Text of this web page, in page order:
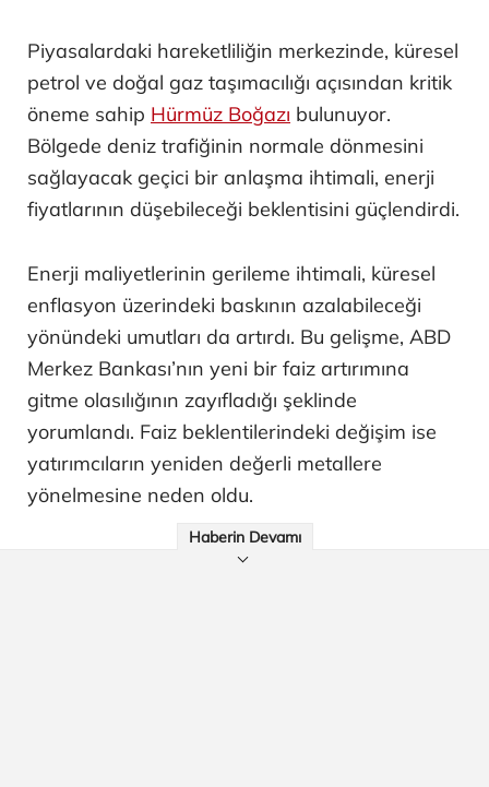
Piyasalardaki hareketliliğin merkezinde, küresel
petrol ve doğal gaz taşımacılığı açısından kritik
öneme sahip Hürmüz Boğazı bulunuyor.
Bölgede deniz trafiğinin normale dönmesini
sağlayacak geçici bir anlaşma ihtimali, enerji
fiyatlarının düşebileceği beklentisini güçlendirdi.
Enerji maliyetlerinin gerileme ihtimali, küresel
enflasyon üzerindeki baskının azalabileceği
yönündeki umutları da artırdı. Bu gelişme, ABD
Merkez Bankası’nın yeni bir faiz artırımına
gitme olasılığının zayıfladığı şeklinde
yorumlandı. Faiz beklentilerindeki değişim ise
yatırımcıların yeniden değerli metallere
yönelmesine neden oldu.
Haberin Devamı